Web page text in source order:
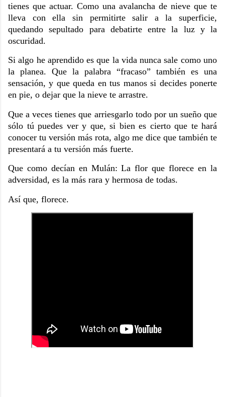
tienes que actuar. Como una avalancha de nieve que te
lleva con ella sin permitirte salir a la superficie,
quedando sepultado para debatirte entre la luz y la
oscuridad.
Si algo he aprendido es que la vida nunca sale como uno
la planea. Que la palabra “fracaso” también es una
sensación, y que queda en tus manos si decides ponerte
en pie, o dejar que la nieve te arrastre.
Que a veces tienes que arriesgarlo todo por un sueño que
sólo tú puedes ver y que, si bien es cierto que te hará
conocer tu versión más rota, algo me dice que también te
presentará a tu versión más fuerte.
Que como decían en Mulán: La flor que florece en la
adversidad, es la más rara y hermosa de todas.
Así que, florece.